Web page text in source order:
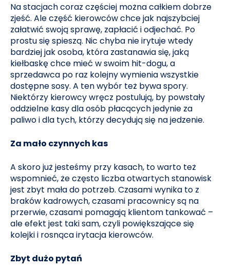
Na stacjach coraz częściej można całkiem dobrze
zjeść. Ale część kierowców chce jak najszybciej
załatwić swoją sprawę, zapłacić i odjechać. Po
prostu się spieszą. Nic chyba nie irytuje wtedy
bardziej jak osoba, która zastanawia się, jaką
kiełbaskę chce mieć w swoim hit-dogu, a
sprzedawca po raz kolejny wymienia wszystkie
dostępne sosy. A ten wybór też bywa spory.
Niektórzy kierowcy wręcz postulują, by powstały
oddzielne kasy dla osób płacących jedynie za
paliwo i dla tych, którzy decydują się na jedzenie.
Za mało czynnych kas
A skoro już jesteśmy przy kasach, to warto też
wspomnieć, że często liczba otwartych stanowisk
jest zbyt mała do potrzeb. Czasami wynika to z
braków kadrowych, czasami pracownicy są na
przerwie, czasami pomagają klientom tankować –
ale efekt jest taki sam, czyli powiększające się
kolejki i rosnąca irytacja kierowców.
Zbyt dużo pytań